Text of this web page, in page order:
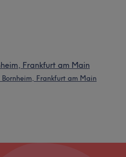
Frankfurt am Main
Frankfurt am Main